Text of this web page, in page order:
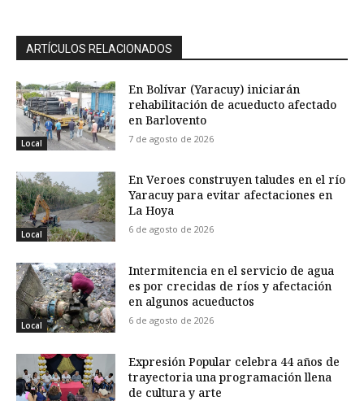
ARTÍCULOS RELACIONADOS
Local
En Bolívar (Yaracuy) iniciarán
rehabilitación de acueducto afectado
en Barlovento
7 de agosto de 2026
Local
En Veroes construyen taludes en el río
Yaracuy para evitar afectaciones en
La Hoya
6 de agosto de 2026
Local
Intermitencia en el servicio de agua
es por crecidas de ríos y afectación
en algunos acueductos
6 de agosto de 2026
Expresión Popular celebra 44 años de
trayectoria una programación llena
de cultura y arte